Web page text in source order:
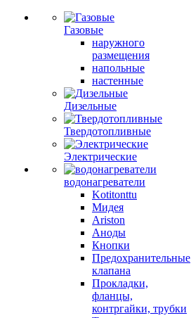
Газовые
наружного
размещения
напольные
настенные
Дизельные
Твердотопливные
Электрические
водонагреватели
Kotitonttu
Мидея
Ariston
Аноды
Кнопки
Предохранительные
клапана
Прокладки,
фланцы,
контргайки, трубки